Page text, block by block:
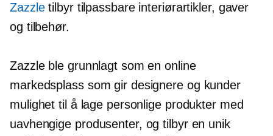
Zazzletilbyr tilpassbare interiørartikler, gaver
og tilbehør.
Zazzle ble grunnlagt som en online
markedsplass som gir designere og kunder
mulighet til å lage personlige produkter med
uavhengige produsenter, og tilbyr en unik